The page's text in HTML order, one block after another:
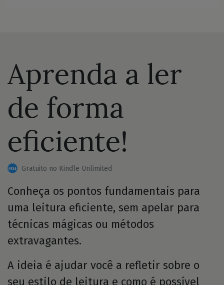
Aprenda a ler
de forma
eficiente!
Gratuito no Kindle Unlimited
Conheça os pontos fundamentais para
uma leitura eficiente, sem apelar para
técnicas mágicas ou métodos
extravagantes.
A ideia é ajudar você a refletir sobre o
seu estilo de leitura e como é possível